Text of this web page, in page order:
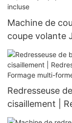
usines
Machine de
coupe volante
Servomoteur
de coupe de fil
Redresseuse
cisaillement |
mesure |